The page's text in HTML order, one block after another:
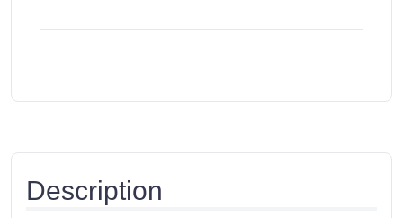
Description